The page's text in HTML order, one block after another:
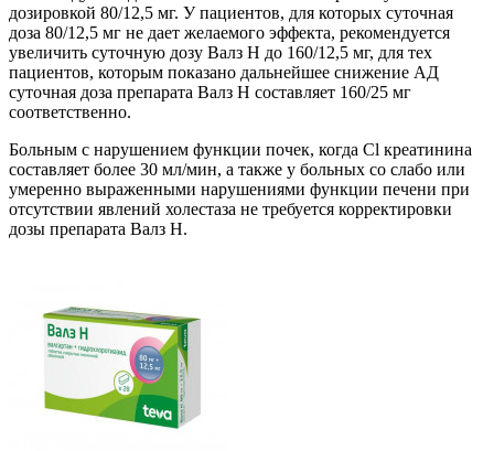
дозировкой 80/12,5 мг. У пациентов, для которых суточная
доза 80/12,5 мг не дает желаемого эффекта, рекомендуется
увеличить суточную дозу Валз Н до 160/12,5 мг, для тех
пациентов, которым показано дальнейшее снижение АД
суточная доза препарата Валз Н составляет 160/25 мг
соответственно.
Больным с нарушением функции почек, когда Cl креатинина
составляет более 30 мл/мин, а также у больных со слабо или
умеренно выраженными нарушениями функции печени при
отсутствии явлений холестаза не требуется корректировки
дозы препарата Валз Н.